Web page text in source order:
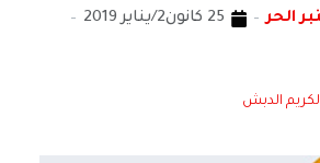
الحر
25 كانون2/يناير 2019
الدبش